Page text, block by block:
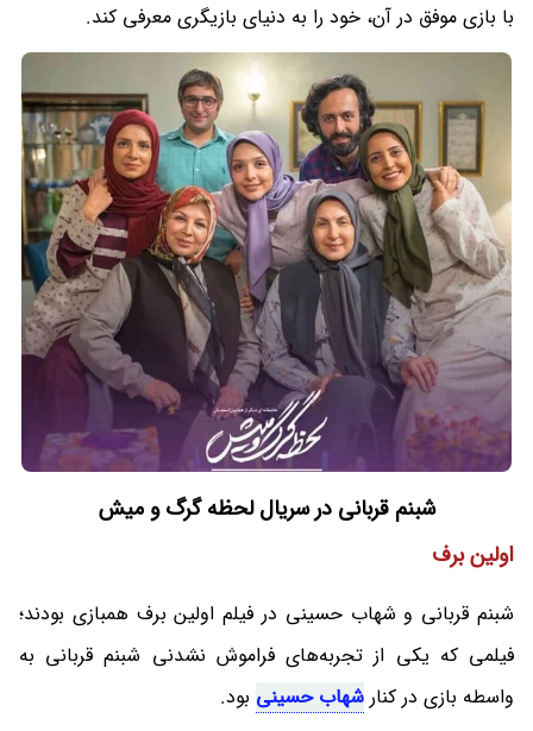
با بازی موفق در آن، خود را به دنیای بازیگری معرفی کند.
شبنم قربانی در سریال لحظه گرگ و میش
اولین برف
شبنم قربانی و شهاب حسینی در فیلم اولین برف همبازی بودند؛
فیلمی که یکی از تجربه‌های فراموش نشدنی شبنم قربانی به
واسطه بازی در کنار شهاب حسینی بود.